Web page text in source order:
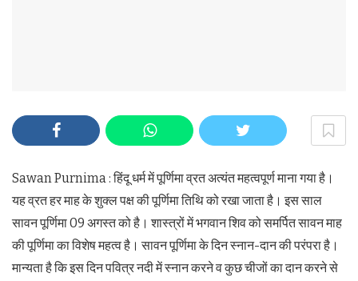
Sawan Purnima : हिंदू धर्म में पूर्णिमा व्रत अत्यंत महत्वपूर्ण माना गया है।
यह व्रत हर माह के शुक्ल पक्ष की पूर्णिमा तिथि को रखा जाता है। इस साल
सावन पूर्णिमा 09 अगस्त को है। शास्त्रों में भगवान शिव को समर्पित सावन माह
की पूर्णिमा का विशेष महत्व है। सावन पूर्णिमा के दिन स्नान-दान की परंपरा है।
मान्यता है कि इस दिन पवित्र नदी में स्नान करने व कुछ चीजों का दान करने से